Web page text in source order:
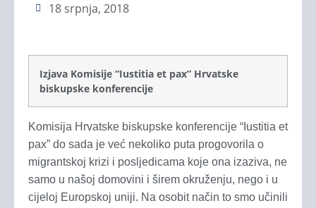
18 srpnja, 2018
Izjava Komisije “Iustitia et pax” Hrvatske
biskupske konferencije
Komisija Hrvatske biskupske konferencije “Iustitia et
pax” do sada je već nekoliko puta progovorila o
migrantskoj krizi i posljedicama koje ona izaziva, ne
samo u našoj domovini i širem okruženju, nego i u
cijeloj Europskoj uniji. Na osobit način to smo učinili